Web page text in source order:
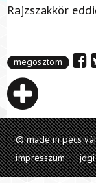
Rajzszakkör
megosztom
© made in pécs
impresszum